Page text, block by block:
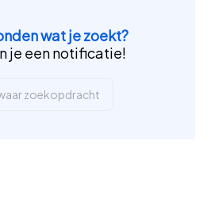
wat je zoekt?
je een notificatie!
zoekopdracht